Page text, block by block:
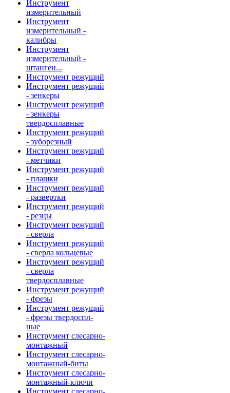
Инструмент
измерительный
Инструмент
измерительный -
калибры
Инструмент
измерительный -
штанген...
Инструмент режущий
Инструмент режущий
- зенкеры
Инструмент режущий
- зенкеры
твердосплавные
Инструмент режущий
- зуборезный
Инструмент режущий
- метчики
Инструмент режущий
- плашки
Инструмент режущий
- развертки
Инструмент режущий
- резцы
Инструмент режущий
- сверла
Инструмент режущий
- сверла кольцевые
Инструмент режущий
- сверла
твердосплавные
Инструмент режущий
- фрезы
Инструмент режущий
- фрезы твердоспл-
ные
Инструмент слесарно-
монтажный
Инструмент слесарно-
монтажный-биты
Инструмент слесарно-
монтажный-ключи
Инструмент слесарно-